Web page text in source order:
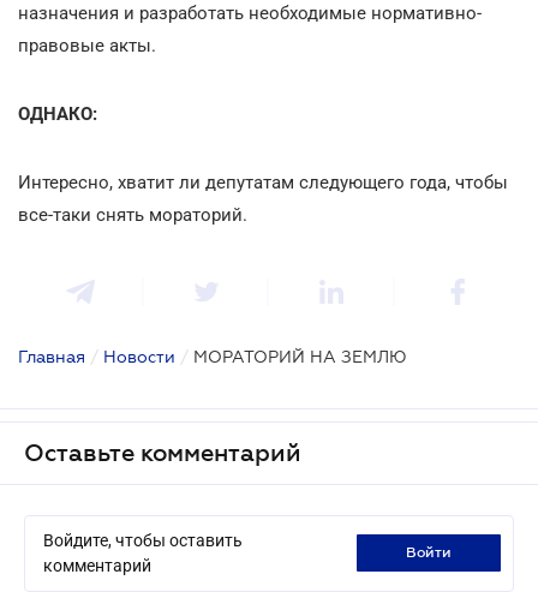
назначения и разработать необходимые нормативно-
правовые акты.
ОДНАКО:
Интересно, хватит ли депутатам следующего года, чтобы
все-таки снять мораторий.
Главная / Новости / МОРАТОРИЙ НА ЗЕМЛЮ
Оставьте комментарий
Войдите, чтобы оставить
комментарий
войти